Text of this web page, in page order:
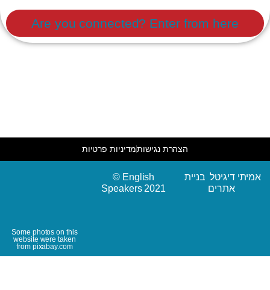
Are you connected? Enter from here
מדיניות פרטיותהצהרת נגישות
© English
Speakers 2021
אמיתי דיגיטל בניית
אתרים
Some photos on this
website were taken
from pixabay.com